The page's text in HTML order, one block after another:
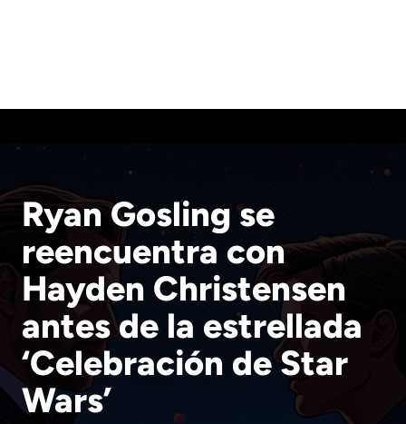
Ryan Gosling se
reencuentra con
Hayden Christensen
antes de la estrellada
‘Celebración de Star
Wars’